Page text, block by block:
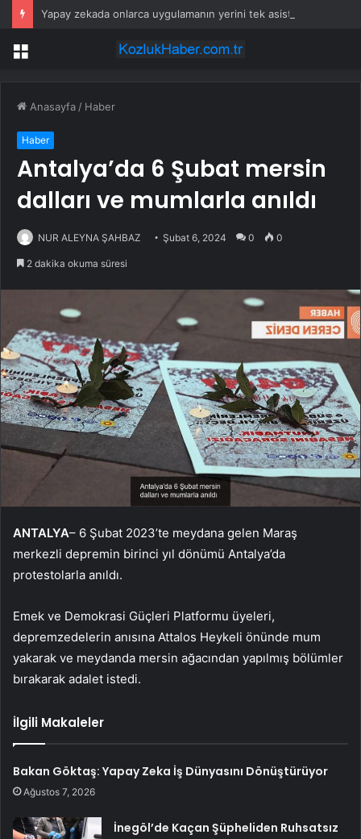
Menü
Anasayfa / Haber
Haber
Antalya’da 6 Şubat mersin
dalları ve mumlarla anıldı
NUR ALEYNA ŞAHBAZ Şubat 6, 2024 0 0
2 dakika okuma süresi
ANTALYA– 6 Şubat 2023’te meydana gelen Maraş
merkezli depremin birinci yıl dönümü Antalya’da
protestolarla anıldı.
Emek ve Demokrasi Güçleri Platformu üyeleri,
depremzedelerin anısına Attalos Heykeli önünde mum
yakarak ve meydanda mersin ağacından yapılmış bölümler
bırakarak adalet istedi.
İlgili Makaleler
Bakan Göktaş: Yapay Zeka İş Dünyasını Dönüştürüyor
Ağustos 7, 2026
İnegöl’de Kaçan Şüpheliden Ruhsatsız